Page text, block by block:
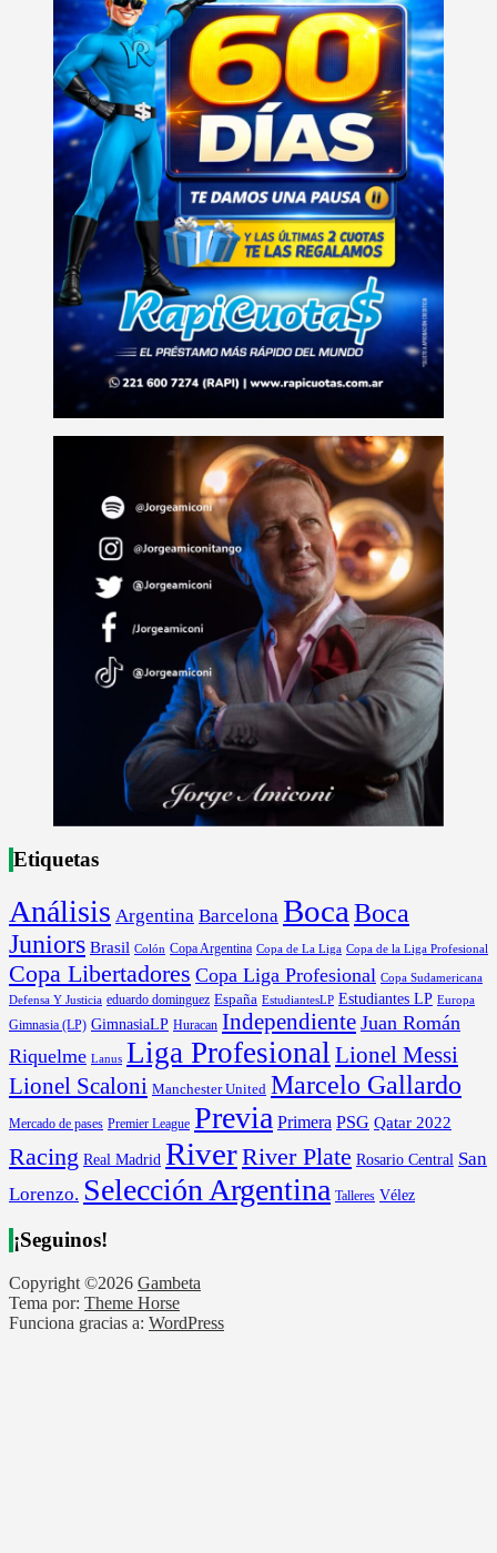
Etiquetas
Análisis Argentina Barcelona Boca Boca
Juniors Brasil Colón Copa Argentina Copa de La Liga Copa de la Liga Profesional
Copa Libertadores Copa Liga Profesional Copa Sudamericana
Defensa Y Justicia eduardo dominguez España EstudiantesLP Estudiantes LP Europa
Gimnasia (LP) GimnasiaLP Huracan Independiente Juan Román
Riquelme Lanus Liga Profesional Lionel Messi
Lionel Scaloni Manchester United Marcelo Gallardo
Mercado de pases Premier League Previa Primera PSG Qatar 2022
Racing Real Madrid RiverRiver Plate Rosario Central San
Lorenzo. Selección Argentina Talleres Vélez
¡Seguinos!
Copyright ©2026 Gambeta
Tema por: Theme Horse
Funciona gracias a: WordPress